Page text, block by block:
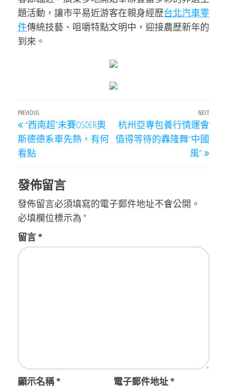
題活動，讓市平易近游客在親身經歷台北汽車零
件傳統技藝、咀嚼特點文明中，迎接農歷新年的
到來。
文
章
導
Previous
Post
PREVIOUS
“西南超”未賽OSDER奧
斯德德系車先熱，有何
看點
Next
NEXT
杭州亞專包養行情運會
值得等待的轟隆舞“中國
風”
發佈留言
發佈留言必須填寫的電子郵件地址不會公開。
必填欄位標示為 *
留言*
顯示名稱* 電子郵件地址*